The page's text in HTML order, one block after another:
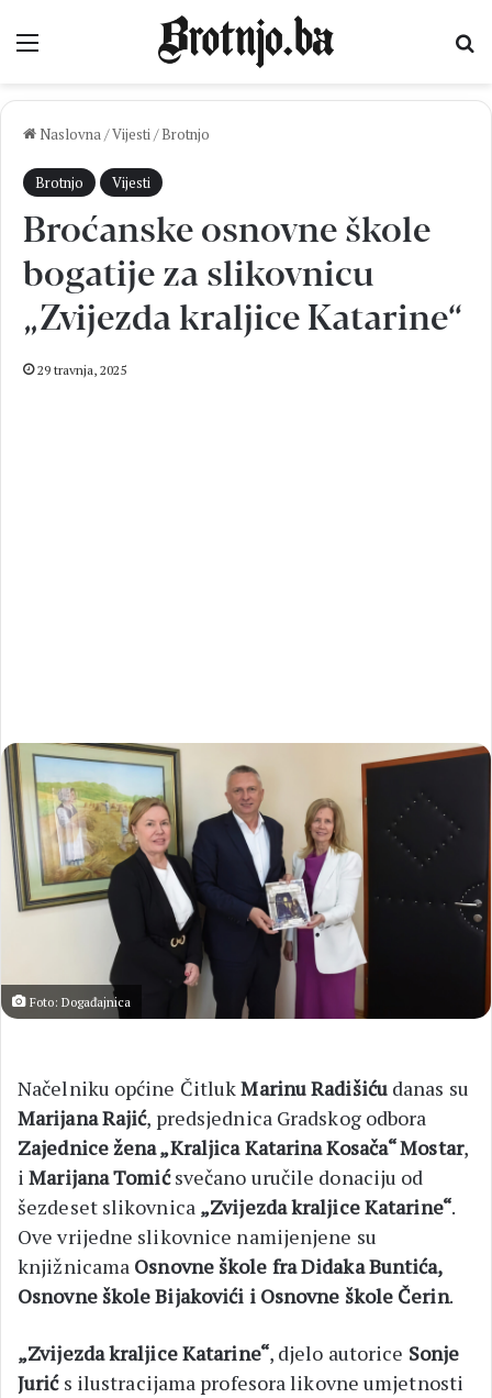
Izbornik
Naslovna/Vijesti/ Brotnjo
Brotnjo Vijesti
Broćanske osnovne škole
bogatije za slikovnicu
„Zvijezda kraljice Katarine“
29 travnja, 2025
Foto: Događajnica
Načelniku općine ČitlukMarinu Radišićudanas su
Marijana Rajić, predsjednica Gradskog odbora
Zajednice žena „Kraljica Katarina Kosača“ Mostar,
iMarijana Tomićsvečano uručile donaciju od
šezdeset slikovnica „Zvijezda kraljice Katarine“.
Ove vrijedne slikovnice namijenjene su
knjižnicama Osnovne škole fra Didaka Buntića,
Osnovne škole Bijakovići i Osnovne škole Čerin.
„Zvijezda kraljice Katarine“, djelo autorice Sonje
Jurićs ilustracijama profesora likovne umjetnosti